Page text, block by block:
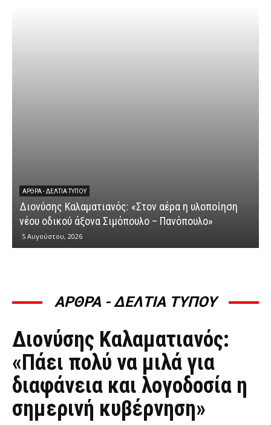
ΆΡΘΡΑ - ΔΕΛΤΊΑ ΤΎΠΟΥ
Διονύσης Καλαματιανός: «Στον αέρα η υλοποίηση
νέου οδικού άξονα Σιμόπουλο – Πανόπουλο»
5 Αυγούστου, 2026
ΑΡΘΡΑ - ΔΕΛΤΙΑ ΤΥΠΟΥ
ΆΡΘΡΑ - ΔΕΛΤΊΑ ΤΎΠΟΥ
Διονύσης Καλαματιανός:
«Πάει πολύ να μιλά για
διαφάνεια και λογοδοσία η
σημερινή κυβέρνηση»